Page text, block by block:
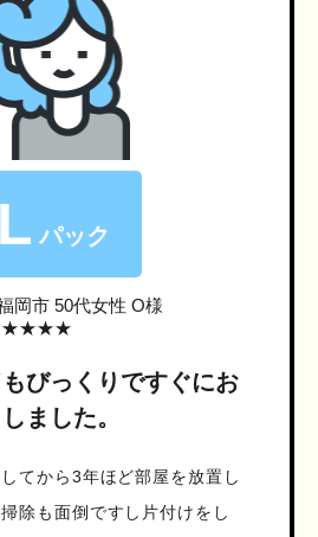
L パック
岡市 50代女性 O様
★★★★
びっくりですぐにお
ました。
てから3年ほど部屋を放置し
除も面倒ですし片付けをし